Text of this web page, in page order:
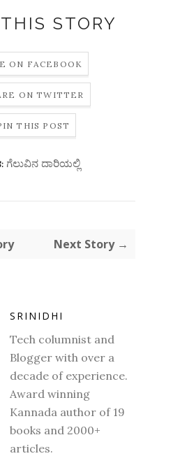
STORY
ON FACEBOOK
ON TWITTER
THIS POST
ಗೆಲುವಿನ ದಾರಿಯಲ್ಲಿ
Next Story →
SRINIDHI
Tech columnist and
Blogger with over a
decade of experience.
Award winning
Kannada author of 19
books and 2000+
articles.